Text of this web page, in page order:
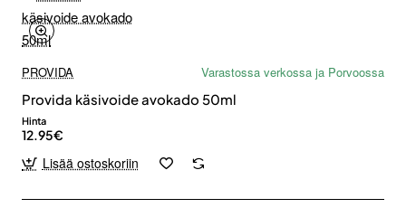
PROVIDA
Varastossa verkossa ja Porvoossa
Provida käsivoide avokado 50ml
Hinta
12.95€
Lisää ostoskoriin